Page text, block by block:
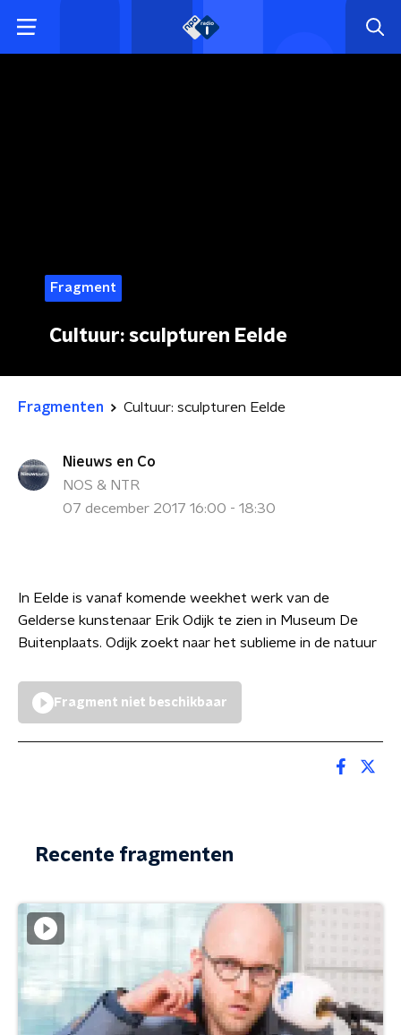
Fragment
Cultuur: sculpturen Eelde
Fragmenten Cultuur: sculpturen Eelde
Nieuws en Co
NOS & NTR
07 december 2017 16:00 - 18:30
In Eelde is vanaf komende weekhet werk van de
Gelderse kunstenaar Erik Odijk te zien in Museum De
Buitenplaats. Odijk zoekt naar het sublieme in de natuur
Fragment niet beschikbaar
Recente fragmenten